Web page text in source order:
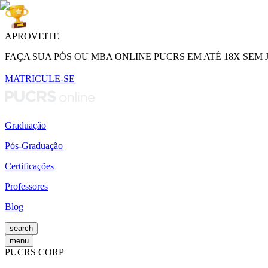
APROVEITE
FAÇA SUA PÓS OU MBA ONLINE PUCRS EM ATÉ 18X SEM
MATRICULE-SE
Graduação
Pós-Graduação
Certificações
Professores
Blog
search
menu
PUCRS CORP